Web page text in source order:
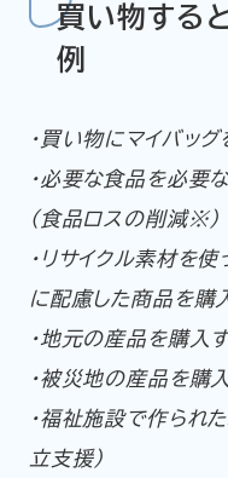
買い物する
例
・買い物にマイバッ
・必要な食品を必要
（食品ロスの削減※）
・リサイクル素材を
に配慮した商品を購
・地元の産品を購入
・被災地の産品を購
・福祉施設で作られ
立支援）